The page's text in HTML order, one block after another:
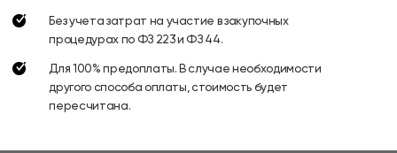
Без учета затрат на участие в закупочных
процедурах по ФЗ 223 и ФЗ 44.
Для 100% предоплаты. В случае необходимости
другого способа оплаты, стоимость будет
пересчитана.